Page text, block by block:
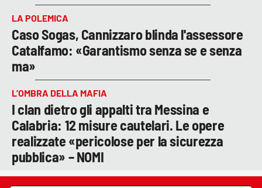
LA POLEMICA
Caso Sogas, Cannizzaro blinda l'assessore
Catalfamo: «Garantismo senza se e senza
ma»
L’OMBRA DELLA MAFIA
I clan dietro gli appalti tra Messina e
Calabria: 12 misure cautelari. Le opere
realizzate «pericolose per la sicurezza
pubblica» – NOMI